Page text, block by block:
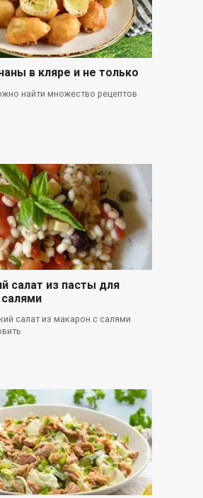
в кляре и не только
найти множество рецептов
салат из пасты для
салат из макарон с салями